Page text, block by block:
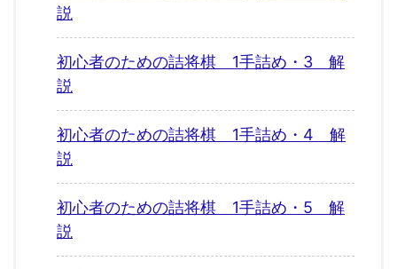
説
初心者のための詰将棋 1手詰め・3 解
説
初心者のための詰将棋 1手詰め・4 解
説
初心者のための詰将棋 1手詰め・5 解
説